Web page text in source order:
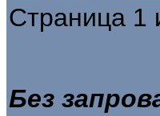
Страница 1
Без